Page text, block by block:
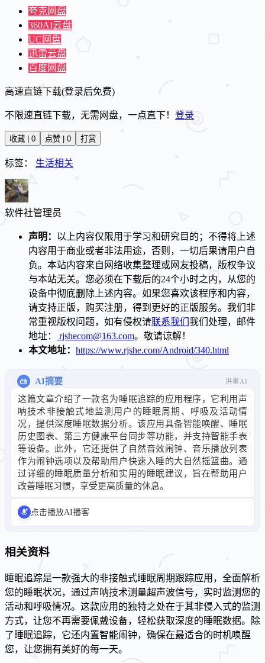
夸克网盘
360AI云盘
UC网盘
迅雷云盘
百度网盘
高速直链下载(登录后免费)
不限速直链下载，无需网盘，一点直下！ 登录
收藏 | 0 点赞 | 0 打赏
标签： 生活相关
软件社管理员
声明： 以上内容仅限用于学习和研究目的；不得将上述
内容用于商业或者非法用途，否则，一切后果请用户自
负。本站内容来自网络收集整理或网友投稿，版权争议
与本站无关。您必须在下载后的24个小时之内，从您的
设备中彻底删除上述内容。如果您喜欢该程序和内容，
请支持正版，购买注册，得到更好的正版服务。我们非
常重视版权问题，如有侵权请联系我们 我们处理，邮件
地址：
rjshecom@163.com。敬请谅解！
本文地址： https://www.rjshe.com/Android/340.html
AI摘要 洪墨AI
这篇文章介绍了一款名为睡眠追踪的应用程序，它利用声
呐技术非接触式地监测用户的睡眠周期、呼吸及活动情
况，提供深度睡眠数据分析。该应用具备智能唤醒、睡眠
历史图表、第三方健康平台同步等功能，并支持智能手表
等设备。此外，它还提供了自然音效闹钟、音乐播放列表
作为闹钟选项以及帮助用户快速入睡的大自然摇篮曲。通
过详细的睡眠质量分析和实用的睡眠建议，旨在帮助用户
改善睡眠习惯，享受更高质量的休息。
点击播放AI播客
相关资料
睡眠追踪是一款强大的非接触式睡眠周期跟踪应用，全面解析
您的睡眠状况，通过声呐技术测量超声波信号，实时监测您的
活动和呼吸情况。这款应用的独特之处在于其非侵入式的监测
方式，让您不再需要佩戴设备，轻松获取深度的睡眠数据。除
了睡眠追踪，它还内置智能闹钟，确保在最适合的时机唤醒
您，让您拥有美好的每一天。